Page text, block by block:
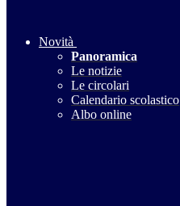
Novità
Panoramica
Le notizie
Le circolari
Calendario scolastico
Albo online